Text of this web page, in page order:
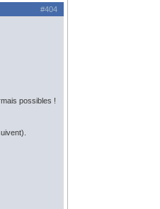
#404
possibles !
12-15/